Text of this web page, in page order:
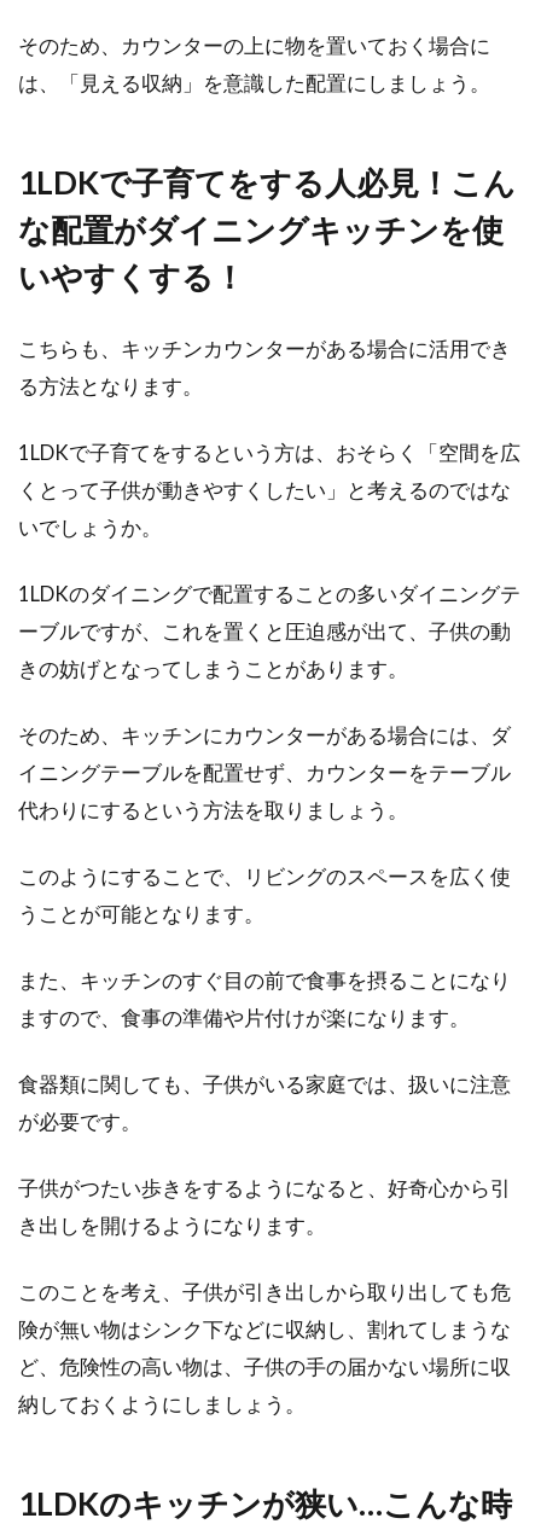
窓のパーツの中にはビートというものがありま
すが、それについて詳しくご存知ない方も多い
賃貸でも簡単にできる窓の防寒対策
と100均で揃えられる物
温まるのが遅い」「窓から隙間風が入る」「暖
長押は無印良品がおすすめ！機能的
北欧をモチーフにした生活雑貨が多い無印良品
は、ファンの方が多いブランドです。無印良品
1LDKアパートのおすすめレイアウ
ト！子供と快適な3人暮らし
賃貸アパートにはさまざまな間取りがありま
まれた...
窓からの泥棒の侵入を防ぐ！「窓ロ
ック」を種類別にご紹介！
外し、窓...
1LDKで一人暮らし！より快適に過ご
すためのレイアウト！
1LDKで一人暮らしであれば、ゆとりある快適な
そのため、カウンターの上に物を置いておく場合に
は、「見える収納」を意識した配置にしましょう。
1LDKで子育てをする人必見！こん
な配置がダイニングキッチンを使
いやすくする！
こちらも、キッチンカウンターがある場合に活用でき
る方法となります。
1LDKで子育てをするという方は、おそらく「空間を広
くとって子供が動きやすくしたい」と考えるのではな
いでしょうか。
1LDKのダイニングで配置することの多いダイニングテ
ーブルですが、これを置くと圧迫感が出て、子供の動
きの妨げとなってしまうことがあります。
そのため、キッチンにカウンターがある場合には、ダ
イニングテーブルを配置せず、カウンターをテーブル
代わりにするという方法を取りましょう。
このようにすることで、リビングのスペースを広く使
うことが可能となります。
また、キッチンのすぐ目の前で食事を摂ることになり
ますので、食事の準備や片付けが楽になります。
食器類に関しても、子供がいる家庭では、扱いに注意
が必要です。
子供がつたい歩きをするようになると、好奇心から引
き出しを開けるようになります。
このことを考え、子供が引き出しから取り出しても危
険が無い物はシンク下などに収納し、割れてしまうな
ど、危険性の高い物は、子供の手の届かない場所に収
納しておくようにしましょう。
1LDKのキッチンが狭い…こんな時